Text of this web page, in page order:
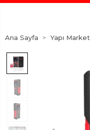
Ana Sayfa Yapı Market